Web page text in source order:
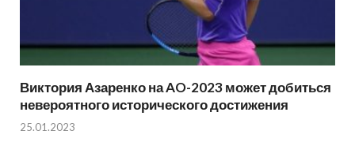
Виктория Азаренко на AO-2023 может добиться
невероятного исторического достижения
25.01.2023